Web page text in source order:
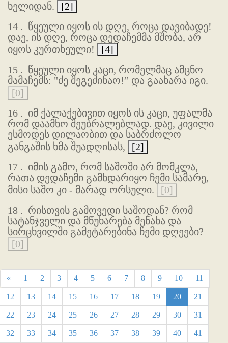
ხელიდან.
[2]
14 . წყეული იყოს ის დღე, როცა დავიბადე!
დაე, ის დღე, როცა დედაჩემმა მშობა, არ
იყოს კურთხეული!
[4]
15 . წყეული იყოს კაცი, რომელმაც ამცნო
მამაჩემს: "ძე შეგეძინაო!” და გაახარა იგი.
[0]
16 . იმ ქალაქებივით იყოს ის კაცი, უფალმა
რომ დაამხო შეუბრალებლად. დაე, კივილი
ესმოდეს დილაობით და საბრძოლო
განგაშის ხმა შუადღისას,
[2]
17 . იმის გამო, რომ საშოში არ მომკლა,
რათა დედაჩემი გამხდარიყო ჩემი სამარე,
მისი საშო კი - მარად ორსული.
[0]
18 . რისთვის გამოვედი საშოდან? რომ
სატანჯველი და მწუხარება მენახა და
სირცხვილში გამეტარებინა ჩემი დღეები?
[0]
« 1 2 3 4 5 6 7 8 9 10 11
12 13 14 15 16 17 18 19 20 21
22 23 24 25 26 27 28 29 30 31
32 33 34 35 36 37 38 39 40 41